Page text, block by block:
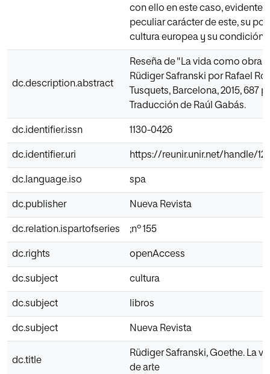
con ello en este caso,
peculiar carácter de este, su
cultura europea y su condición
dc.description.abstract
Reseña de "La vida como obra
Rüdiger Safranski por Rafael
Tusquets, Barcelona, 2015, 687
Traducción de Raúl Gabás.
dc.identifier.issn 1130-0426
dc.identifier.uri https://reunir.unir.net/handle/
dc.language.iso spa
dc.publisher Nueva Revista
dc.relation.ispartofseries ;nº 155
dc.rights openAccess
dc.subject cultura
dc.subject libros
dc.subject Nueva Revista
dc.title
Rüdiger Safranski, Goethe. La
de arte